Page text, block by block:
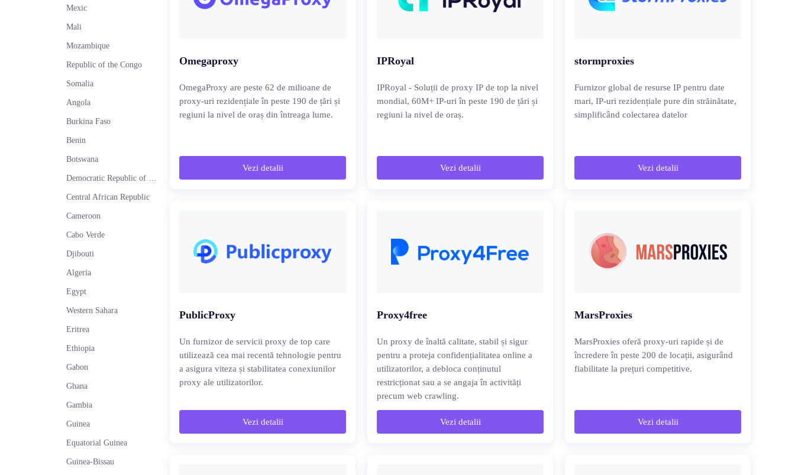
Mexic
Mali
Mozambique
Republic of the Congo
Somalia
Angola
Burkina Faso
Benin
Botswana
Democratic Republic of the Congo
Central African Republic
Cameroon
Cabo Verde
Djibouti
Algeria
Egypt
Western Sahara
Eritrea
Ethiopia
Gabon
Ghana
Gambia
Guinea
Equatorial Guinea
Guinea-Bissau
Omegaproxy
OmegaProxy are peste 62 de milioane de
proxy-uri rezidențiale în peste 190 de țări și
regiuni la nivel de oraș din întreaga lume.
Vezi detalii
IPRoyal
IPRoyal - Soluții de proxy IP de top la nivel
mondial, 60M+ IP-uri în peste 190 de țări și
regiuni la nivel de oraș.
Vezi detalii
stormproxies
Furnizor global de resurse IP pentru date
mari, IP-uri rezidențiale pure din străinătate,
simplificând colectarea datelor
Vezi detalii
PublicProxy
Un furnizor de servicii proxy de top care
utilizează cea mai recentă tehnologie pentru
a asigura viteza și stabilitatea conexiunilor
proxy ale utilizatorilor.
Vezi detalii
Proxy4free
Un proxy de înaltă calitate, stabil și sigur
pentru a proteja confidențialitatea online a
utilizatorilor, a debloca conținutul
restricționat sau a se angaja în activități
precum web crawling.
Vezi detalii
MarsProxies
MarsProxies oferă proxy-uri rapide și de
încredere în peste 200 de locații, asigurând
fiabilitate la prețuri competitive.
Vezi detalii